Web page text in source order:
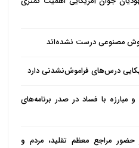
مصنوعی درست نشده‌اند
درس‌های فراموش‌نشدنی دارد
مبارزه با فساد در صدر برنامه‌های
حضور مراجع معظم تقلید، مردم و